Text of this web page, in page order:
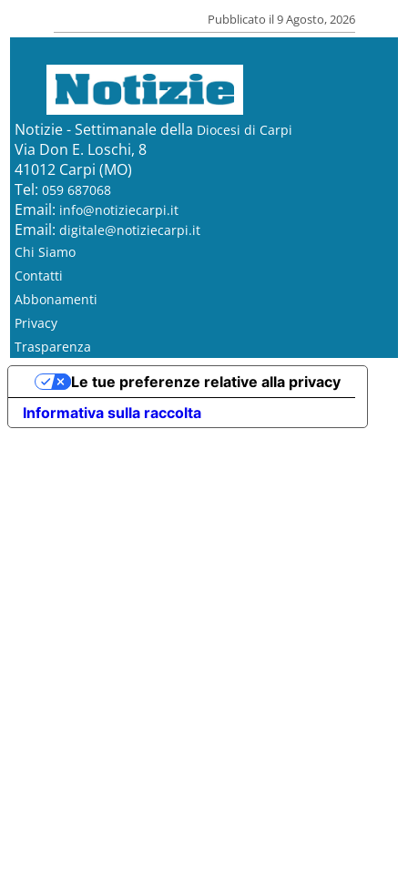
Pubblicato il 9 Agosto, 2026
Notizie - Settimanale della Diocesi di Carpi
Via Don E. Loschi, 8
41012 Carpi (MO)
Tel: 059 687068
Email: info@notiziecarpi.it
Email: digitale@notiziecarpi.it
Chi Siamo
Contatti
Abbonamenti
Privacy
Trasparenza
Informativa sulla raccolta
Le tue preferenze relative alla privacy